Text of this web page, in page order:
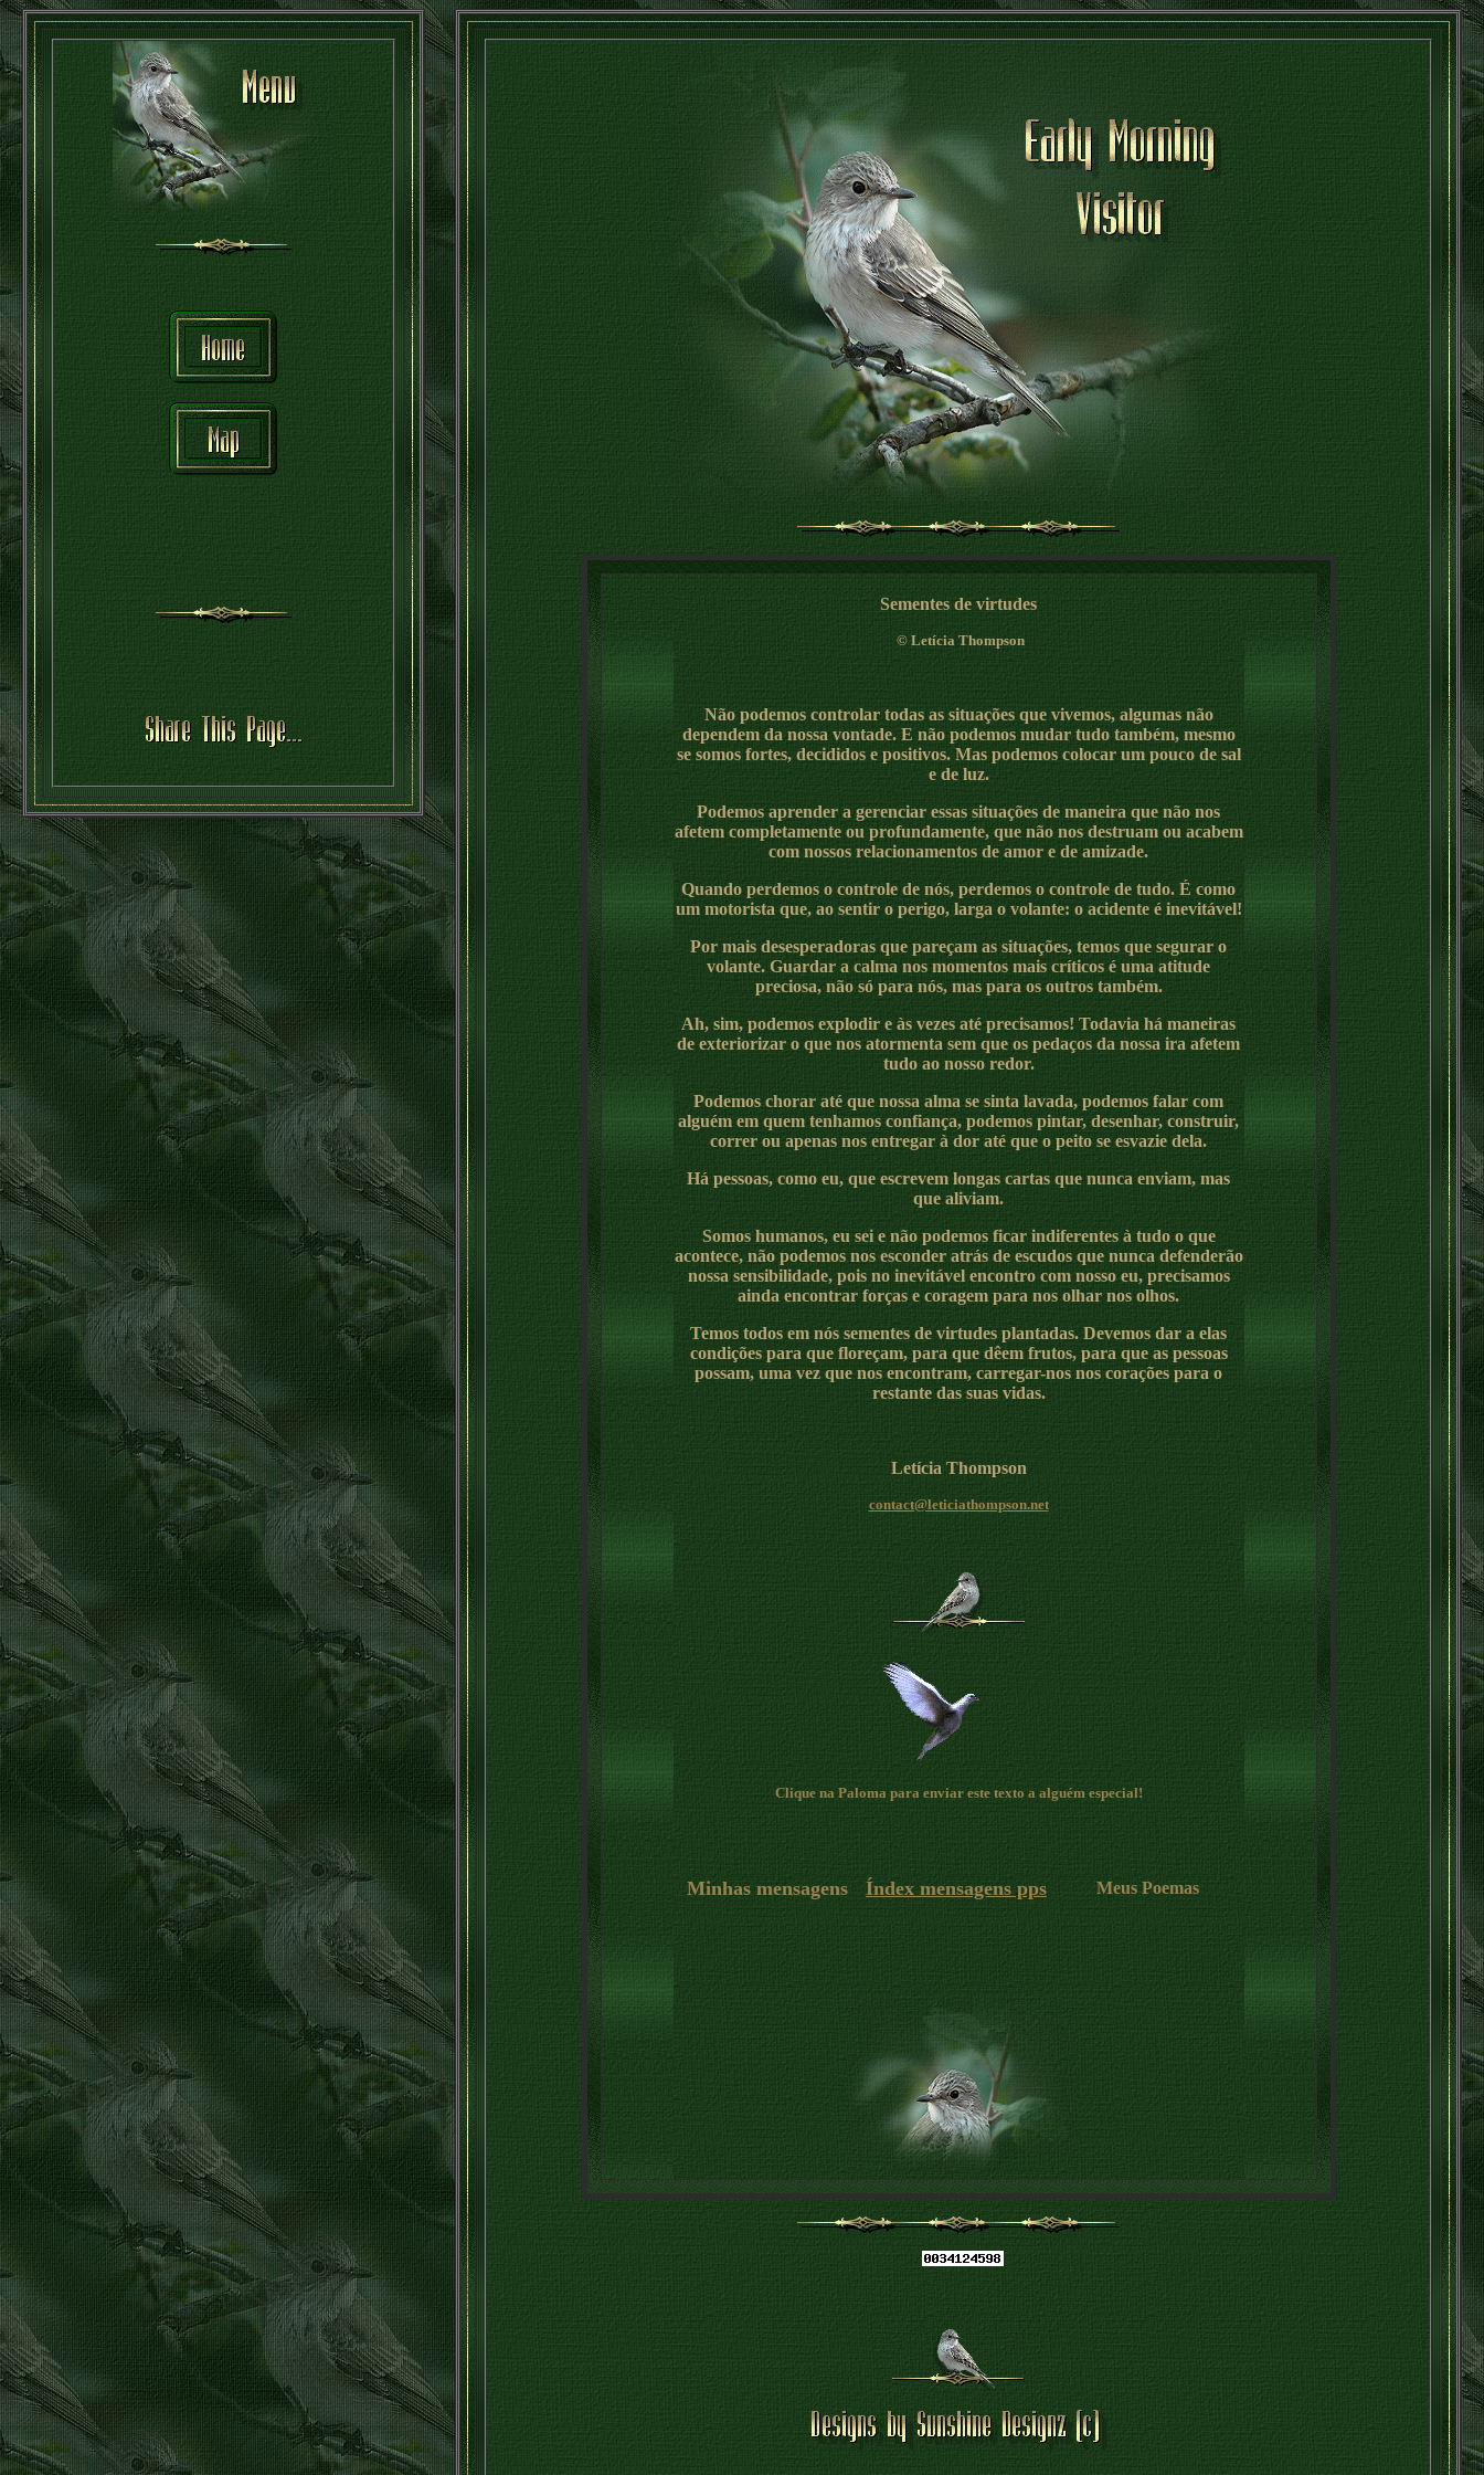
Sementes de virtudes
©Letícia Thompson
Não podemos controlar todas as situações que vivemos, algumas não
dependem da nossa vontade. E não podemos mudar tudo também, mesmo
se somos fortes, decididos e positivos. Mas podemos colocar um pouco de sal
e de luz.
Podemos aprender a gerenciar essas situações de maneira que não nos
afetem completamente ou profundamente, que não nos destruam ou acabem
com nossos relacionamentos de amor e de amizade.
Quando perdemos o controle de nós, perdemos o controle de tudo. É como
um motorista que, ao sentir o perigo, larga o volante: o acidente é inevitável!
Por mais desesperadoras que pareçam as situações, temos que segurar o
volante. Guardar a calma nos momentos mais críticos é uma atitude
preciosa, não só para nós, mas para os outros também.
Ah, sim, podemos explodir e às vezes até precisamos! Todavia há maneiras
de exteriorizar o que nos atormenta sem que os pedaços da nossa ira afetem
tudo ao nosso redor.
Podemos chorar até que nossa alma se sinta lavada, podemos falar com
alguém em quem tenhamos confiança, podemos pintar, desenhar, construir,
correr ou apenas nos entregar à dor até que o peito se esvazie dela.
Há pessoas, como eu, que escrevem longas cartas que nunca enviam, mas
que aliviam.
Somos humanos, eu sei e não podemos ficar indiferentes à tudo o que
acontece, não podemos nos esconder atrás de escudos que nunca defenderão
nossa sensibilidade, pois no inevitável encontro com nosso eu, precisamos
ainda encontrar forças e coragem para nos olhar nos olhos.
Temos todos em nós sementes de virtudes plantadas. Devemos dar a elas
condições para que floreçam, para que dêem frutos, para que as pessoas
possam, uma vez que nos encontram, carregar-nos nos corações para o
restante das suas vidas.
Letícia Thompson
contact@leticiathompson.net
Clique na Paloma para enviar este texto a alguém especial!
Minhas mensagens Índex mensagens pps Meus Poemas